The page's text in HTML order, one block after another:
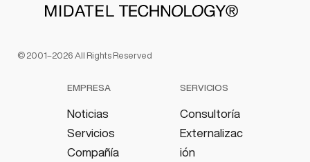
© 2001–2026 All Rights Reserved
EMPRESA
Noticias
Servicios
Compañía
SERVICIOS
Consultoría
Externalizac
ión